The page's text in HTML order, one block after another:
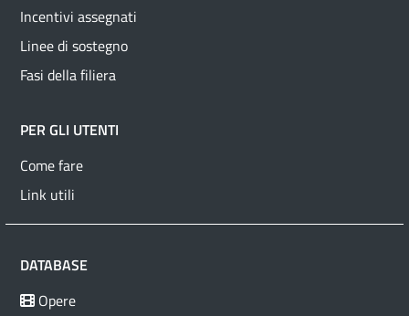
Incentivi assegnati
Linee di sostegno
Fasi della filiera
PER GLI UTENTI
Come fare
Link utili
DATABASE
Opere